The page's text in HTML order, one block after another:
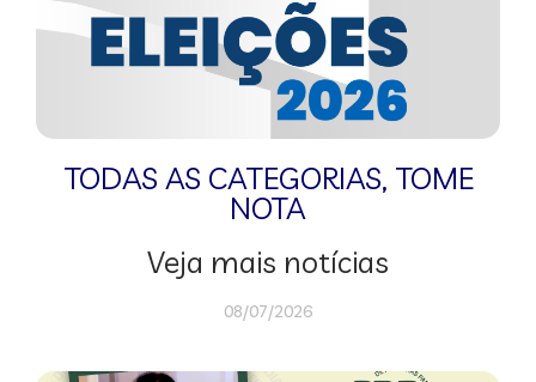
TODAS AS CATEGORIAS, TOME
NOTA
Veja mais notícias
08/07/2026